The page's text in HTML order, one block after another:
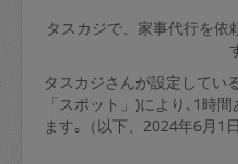
タスカジで、家事代行を依
タスカジさんが設定してい
「スポット」)により､1時
ます｡（以下、2024年6月1